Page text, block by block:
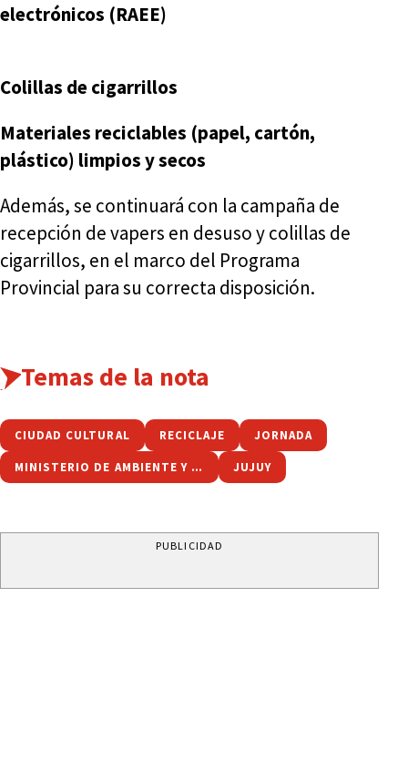
electrónicos (RAEE)
Colillas de cigarrillos
Materiales reciclables (papel, cartón,
plástico) limpios y secos
Además, se continuará con la campaña de
recepción de vapers en desuso y colillas de
cigarrillos, en el marco del Programa
Provincial para su correcta disposición.
Temas de la nota
CIUDAD CULTURAL RECICLAJE JORNADA
MINISTERIO DE AMBIENTE Y CAMBIO CLIMÁTICO JUJUY
PUBLICIDAD